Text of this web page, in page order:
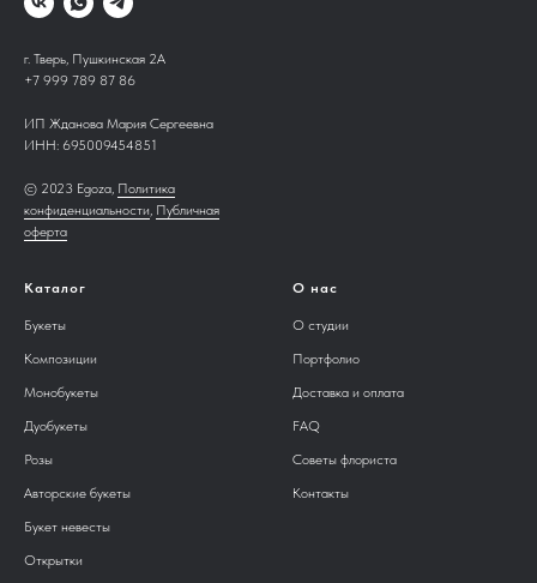
г. Тверь, Пушкинская 2А
+7 999 789 87 86
ИП Жданова Мария Сергеевна
ИНН: 695009454851
© 2023 Egoza, Политика
конфиденциальности, Публичная
оферта
Каталог
Букеты
Композиции
Монобукеты
Дуобукеты
Розы
Авторские букеты
Букет невесты
Открытки
О нас
О студии
Портфолио
Доставка и оплата
FAQ
Советы флориста
Контакты